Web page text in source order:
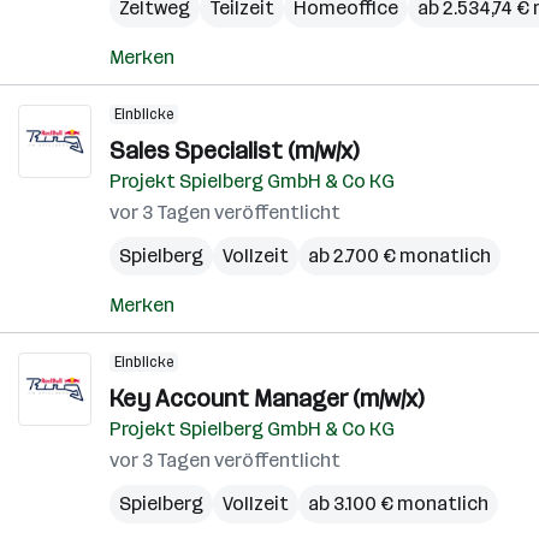
Zeltweg
Teilzeit Homeoffice ab 2.534,74
Merken
Einblicke
Sales Specialist (m/w/x)
Projekt Spielberg GmbH & Co KG
vor 3 Tagen veröffentlicht
Spielberg
Vollzeit ab 2.700 € monatlich
Merken
Einblicke
Key Account Manager (m/w/x)
Projekt Spielberg GmbH & Co KG
vor 3 Tagen veröffentlicht
Spielberg
Vollzeit ab 3.100 € monatlich